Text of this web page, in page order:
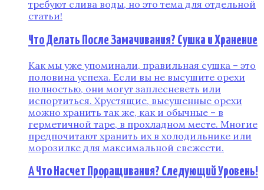
требуют слива воды, но это тема для отдельной
статьи!
Что Делать После Замачивания? Сушка и Хранение
Как мы уже упоминали, правильная сушка – это
половина успеха. Если вы не высушите орехи
полностью, они могут заплесневеть или
испортиться. Хрустящие, высушенные орехи
можно хранить так же, как и обычные – в
герметичной таре, в прохладном месте. Многие
предпочитают хранить их в холодильнике или
морозилке для максимальной свежести.
А Что Насчет Проращивания? Следующий Уровень!